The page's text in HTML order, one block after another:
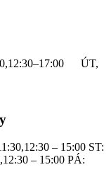
ÚT,
– 15:00 ST:
– 15:00 PÁ: